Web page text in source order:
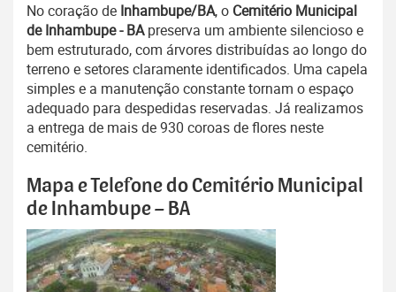
No coração de Inhambupe/BA, o Cemitério Municipal
de Inhambupe - BApreserva um ambiente silencioso e
bem estruturado, com árvores distribuídas ao longo do
terreno e setores claramente identificados. Uma capela
simples e a manutenção constante tornam o espaço
adequado para despedidas reservadas. Já realizamos
a entrega de mais de 930 coroas de flores neste
cemitério.
Mapa e Telefone do Cemitério Municipal
de Inhambupe – BA